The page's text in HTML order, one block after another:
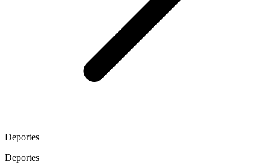
Deportes
Deportes